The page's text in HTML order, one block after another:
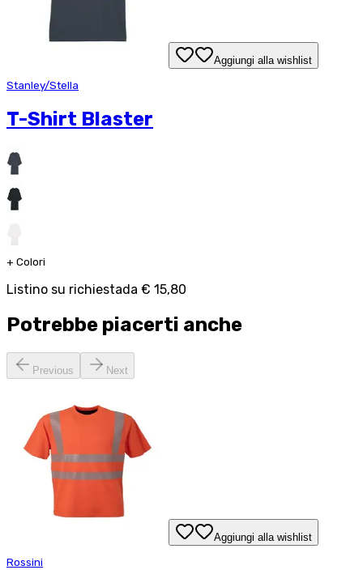
Aggiungi alla wishlist
Stanley/Stella
T-Shirt Blaster
+ Colori
Listino su richiestada € 15,80
Potrebbe piacerti anche
Previous Next
Aggiungi alla wishlist
Rossini